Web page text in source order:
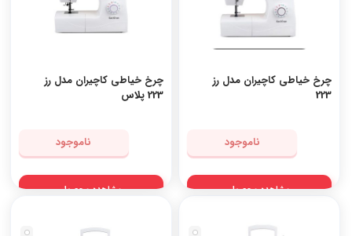
چرخ خیاطی کاچیران مدل رز
223
ناموجود
مشاهده محصول
چرخ خیاطی کاچیران مدل رز
223 پلاس
ناموجود
مشاهده محصول